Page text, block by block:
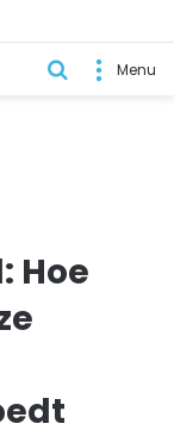
Menu
Zoek
Hoe